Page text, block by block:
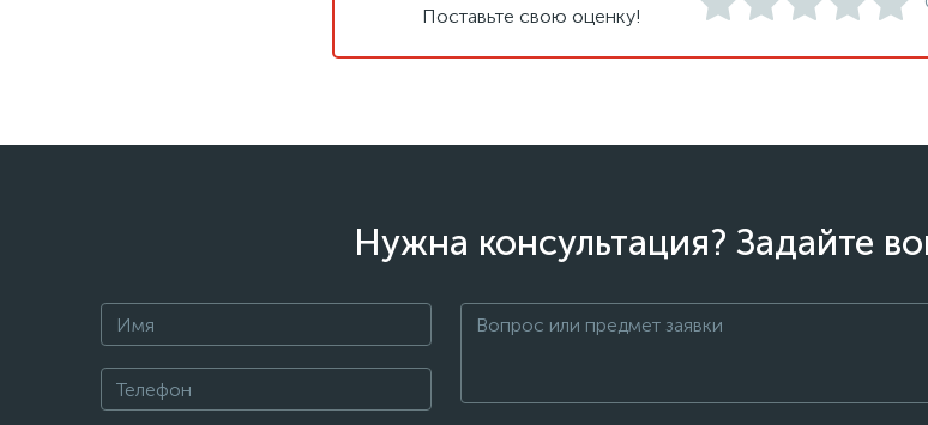
Поставьте свою оценку!
Нужна консультация? Задайте